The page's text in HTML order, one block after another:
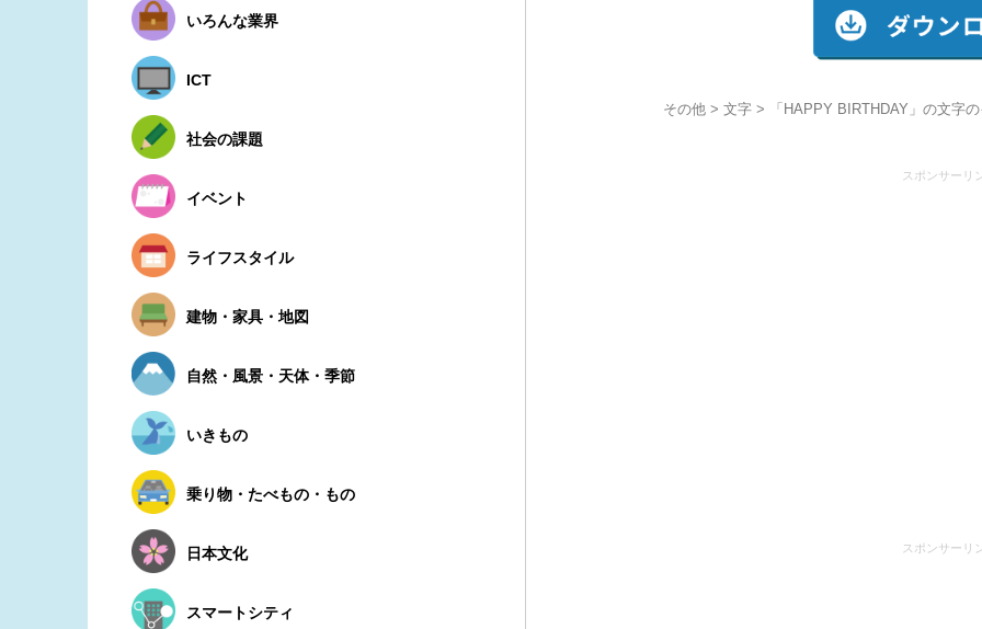
その他> 文字> 「HAPPY BIRTHDAY」の文字
スポンサーリ
スポンサーリ
いろんな業界
ICT
社会の課題
イベント
ライフスタイル
建物・家具・地図
自然・風景・天体・季節
いきもの
乗り物・たべもの・もの
日本文化
スマートシティ